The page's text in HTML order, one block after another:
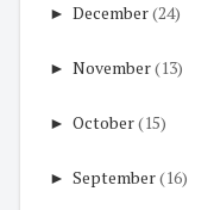
► December(24)
► November(13)
► October(15)
► September(16)